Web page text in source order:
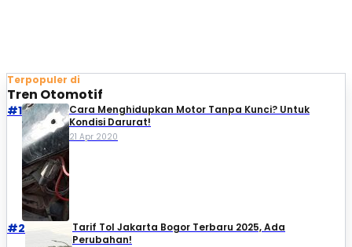
Terpopuler di
Tren Otomotif
#1
Cara Menghidupkan Motor Tanpa Kunci? Untuk
Kondisi Darurat!
21 Apr 2020
#2
Tarif Tol Jakarta Bogor Terbaru 2025, Ada
Perubahan!